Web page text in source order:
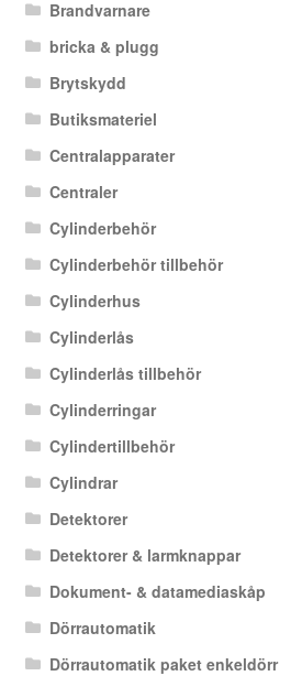
Brandvarnare
bricka & plugg
Brytskydd
Butiksmateriel
Centralapparater
Centraler
Cylinderbehör
Cylinderbehör tillbehör
Cylinderhus
Cylinderlås
Cylinderlås tillbehör
Cylinderringar
Cylindertillbehör
Cylindrar
Detektorer
Detektorer & larmknappar
Dokument- & datamediaskåp
Dörrautomatik
Dörrautomatik paket enkeldörr